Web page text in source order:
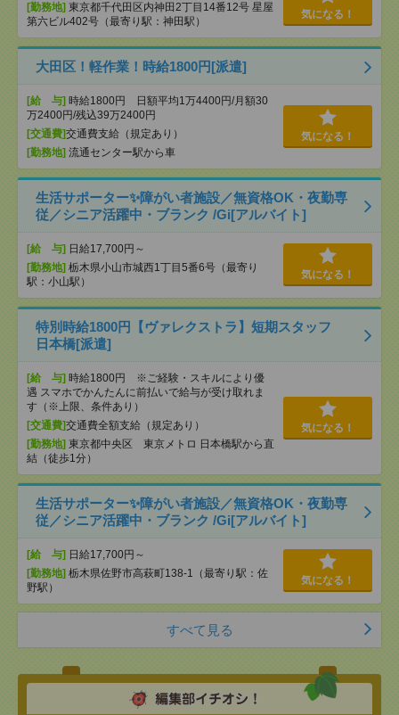
[勤務地] 東京都千代田区内神田2丁目14番12号 星屋
第六ビル402号（最寄り駅：神田駅）
気になる！
大田区！軽作業！時給1800円[派遣]
[給 与] 時給1800円 日額平均1万4400円/月額30
万2400円/残込39万2400円
[交通費]交通費支給（規定あり）
[勤務地] 流通センター駅から車
気になる！
生活サポーター✨障がい者施設／無資格OK・夜勤専
従／シニア活躍中・ブランク /Gi[アルバイト]
[給 与] 日給17,700円～
[勤務地] 栃木県小山市城西1丁目5番6号（最寄り
駅：小山駅）
気になる！
特別時給1800円【ヴァレクストラ】短期スタッフ
日本橋[派遣]
[給 与] 時給1800円 ※ご経験・スキルにより優
遇 スマホでかんたんに前払いで給与が受け取れま
す（※上限、条件あり）
[交通費]交通費全額支給（規定あり）
[勤務地] 東京都中央区 東京メトロ 日本橋駅から直
結（徒歩1分）
気になる！
生活サポーター✨障がい者施設／無資格OK・夜勤専
従／シニア活躍中・ブランク /Gi[アルバイト]
[給 与] 日給17,700円～
[勤務地] 栃木県佐野市高萩町138-1（最寄り駅：佐
野駅）
気になる！
すべて見る